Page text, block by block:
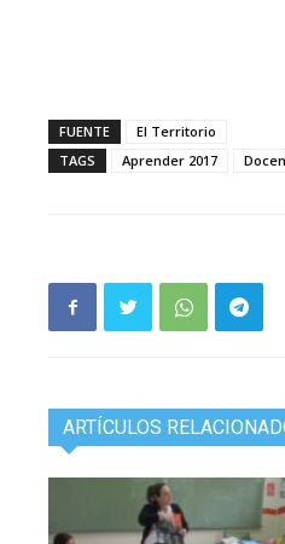
FUENTE
El Territorio
TAGS
Aprender 2017
ARTÍCULOS